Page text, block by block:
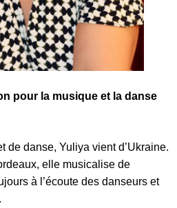
pour la musique et la danse
de danse, Yuliya vient d’Ukraine.
elle musicalise de
à l’écoute des danseurs et